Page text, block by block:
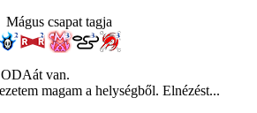
Mágus csapat tagja
van.
magam a helységből. Elnézést...